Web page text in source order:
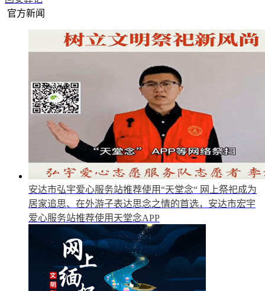
官方新闻
安达市弘宇爱心服务站推荐使用“天堂念“ 网上祭祀成为
居家追思、在外游子表达思念之情的首选，安达市宏宇
爱心服务站推荐使用天堂念APP